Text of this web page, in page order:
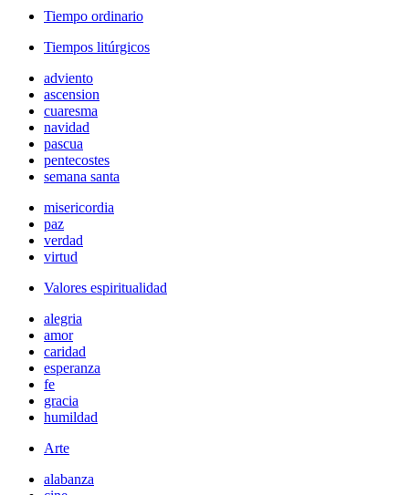
Tiempo ordinario
Tiempos litúrgicos
adviento
ascension
cuaresma
navidad
pascua
pentecostes
semana santa
misericordia
paz
verdad
virtud
Valores espiritualidad
alegria
amor
caridad
esperanza
fe
gracia
humildad
Arte
alabanza